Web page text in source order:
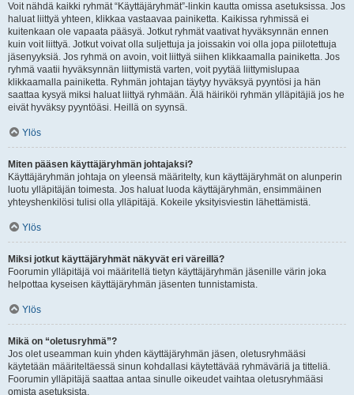
Voit nähdä kaikki ryhmät “Käyttäjäryhmät”-linkin kautta omissa asetuksissa. Jos
haluat liittyä yhteen, klikkaa vastaavaa painiketta. Kaikissa ryhmissä ei
kuitenkaan ole vapaata pääsyä. Jotkut ryhmät vaativat hyväksynnän ennen
kuin voit liittyä. Jotkut voivat olla suljettuja ja joissakin voi olla jopa piilotettuja
jäsenyyksiä. Jos ryhmä on avoin, voit liittyä siihen klikkaamalla painiketta. Jos
ryhmä vaatii hyväksynnän liittymistä varten, voit pyytää liittymislupaa
klikkaamalla painiketta. Ryhmän johtajan täytyy hyväksyä pyyntösi ja hän
saattaa kysyä miksi haluat liittyä ryhmään. Älä häiriköi ryhmän ylläpitäjiä jos he
eivät hyväksy pyyntöäsi. Heillä on syynsä.
Ylös
Miten pääsen käyttäjäryhmän johtajaksi?
Käyttäjäryhmän johtaja on yleensä määritelty, kun käyttäjäryhmät on alunperin
luotu ylläpitäjän toimesta. Jos haluat luoda käyttäjäryhmän, ensimmäinen
yhteyshenkilösi tulisi olla ylläpitäjä. Kokeile yksityisviestin lähettämistä.
Ylös
Miksi jotkut käyttäjäryhmät näkyvät eri väreillä?
Foorumin ylläpitäjä voi määritellä tietyn käyttäjäryhmän jäsenille värin joka
helpottaa kyseisen käyttäjäryhmän jäsenten tunnistamista.
Ylös
Mikä on “oletusryhmä”?
Jos olet useamman kuin yhden käyttäjäryhmän jäsen, oletusryhmääsi
käytetään määriteltäessä sinun kohdallasi käytettävää ryhmäväriä ja titteliä.
Foorumin ylläpitäjä saattaa antaa sinulle oikeudet vaihtaa oletusryhmääsi
omista asetuksista.